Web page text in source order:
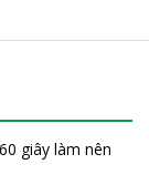
giây làm nên